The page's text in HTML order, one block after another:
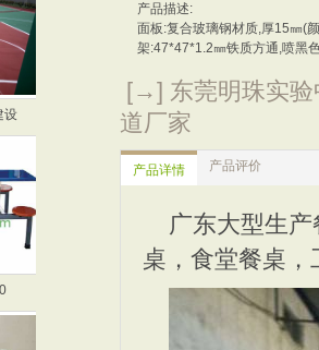
设 篮球场建设厂家-深圳蓝球
惠州玻璃钢餐桌,JXA0
产品描述:
面板:复合玻璃钢材质,厚15㎜(
架:47*47*1.2㎜铁质方通,喷黑
[→] 东莞明珠实验
道厂家
产品详情 产品评价
广东大型生
桌，食堂餐桌